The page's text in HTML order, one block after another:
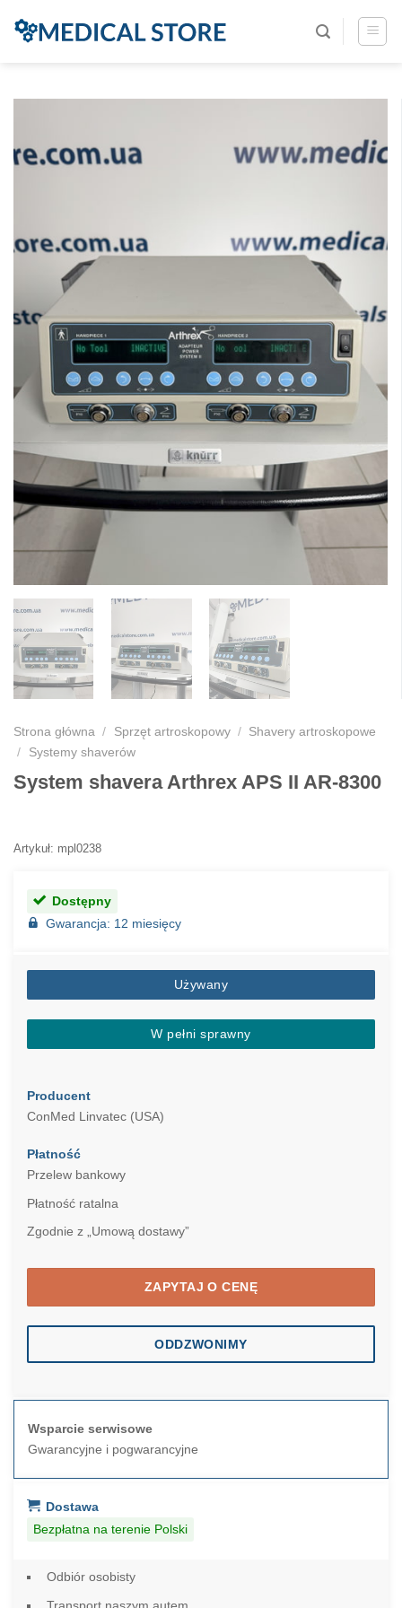
Strona główna / Sprzęt artroskopowy / Shavery artroskopowe
/
Systemy shaverów
System shavera Arthrex APS II AR-8300
Artykuł: mpl0238
Dostępny
Gwarancja: 12 miesięcy
Używany
W pełni sprawny
Producent
ConMed Linvatec (USA)
Płatność
Przelew bankowy
Płatność ratalna
Zgodnie z „Umową dostawy”
ZAPYTAJ O CENĘ
ODDZWONIMY
Wsparcie serwisowe
Gwarancyjne i pogwarancyjne
Dostawa
Bezpłatna na terenie Polski
Odbiór osobisty